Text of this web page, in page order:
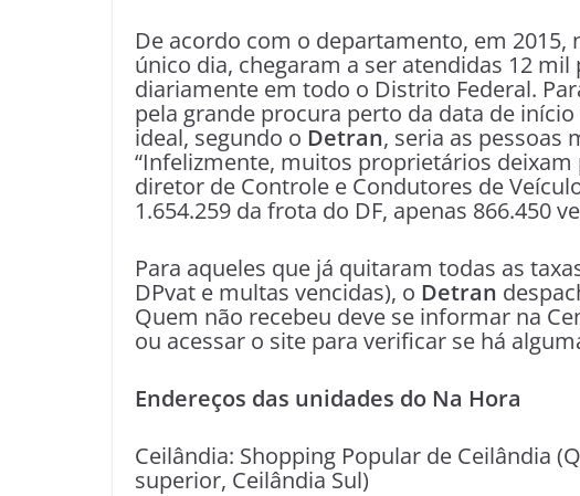
De acordo com o departamento, em 2015,
único dia, chegaram a ser atendidas 12
diariamente em todo o Distrito Federal.
pela grande procura perto da data de
ideal, segundo o Detran, seria as pessoas
“Infelizmente, muitos proprietários
diretor de Controle e Condutores de
1.654.259 da frota do DF, apenas 866.450
Para aqueles que já quitaram todas as
DPvat e multas vencidas), o Detran
Quem não recebeu deve se informar na
ou acessar o site para verificar se há
Endereços das unidades do Na Hora
Ceilândia: Shopping Popular de Ceilândia
superior, Ceilândia Sul)